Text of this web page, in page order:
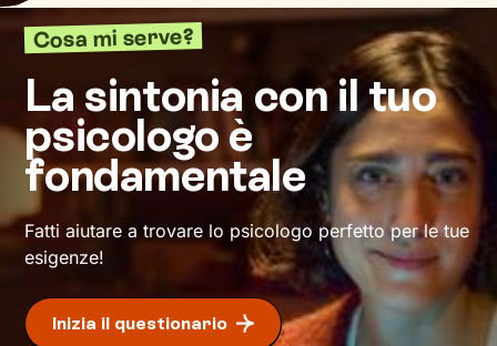
definiscono ma di cui non sei ancora
pienamente cosciente.
Questo ti consentirà di riscoprire alcune tue
qualità che erano rimaste in secondo piano, e
di individuare risorse interiori che ti
permetteranno diesprimerti con modalità
Cosa mi serve?
La sintonia con il tuo
psicologo è
fondamentale
Fatti aiutare a trovare lo psicologo perfetto per le tue
esigenze!
Inizia il questionario